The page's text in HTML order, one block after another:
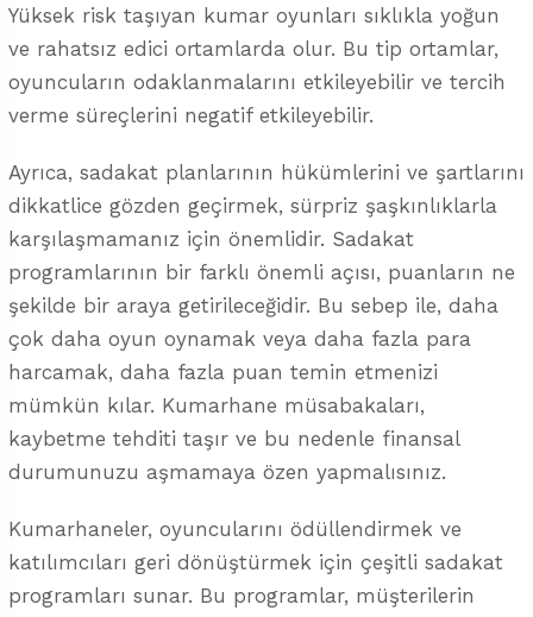
Yüksek risk taşıyan kumar oyunları sıklıkla yoğun
ve rahatsız edici ortamlarda olur. Bu tip ortamlar,
oyuncuların odaklanmalarını etkileyebilir ve tercih
verme süreçlerini negatif etkileyebilir.
Ayrıca, sadakat planlarının hükümlerini ve şartlarını
dikkatlice gözden geçirmek, sürpriz şaşkınlıklarla
karşılaşmamanız için önemlidir. Sadakat
programlarının bir farklı önemli açısı, puanların ne
şekilde bir araya getirileceğidir. Bu sebep ile, daha
çok daha oyun oynamak veya daha fazla para
harcamak, daha fazla puan temin etmenizi
mümkün kılar. Kumarhane müsabakaları,
kaybetme tehditi taşır ve bu nedenle finansal
durumunuzu aşmamaya özen yapmalısınız.
Kumarhaneler, oyuncularını ödüllendirmek ve
katılımcıları geri dönüştürmek için çeşitli sadakat
programları sunar. Bu programlar, müşterilerin